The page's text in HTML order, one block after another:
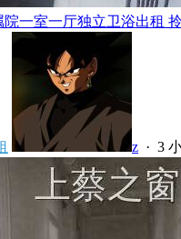
一室一厅独立卫浴出租
z · 3